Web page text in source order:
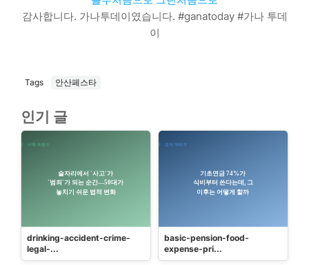
감사합니다. 가나투데이였습니다. #ganatoday #가나 투데
이
Tags 안산페스타
인기 글
drinking-accident-crime-
legal-...
basic-pension-food-
expense-pri...